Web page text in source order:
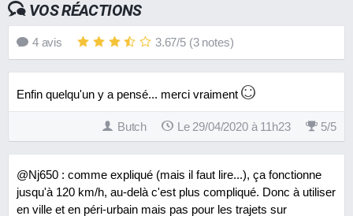
VOS RÉACTIONS
4avis 3.67/5 (3notes)
Enfin quelqu'un y a pensé... merci vraiment
Butch Le 29/04/2020 à 11h23 5/5
@Nj650 : comme expliqué (mais il faut lire...), ça fonctionne
jusqu'à 120 km/h, au-delà c'est plus compliqué. Donc à utiliser
en ville et en péri-urbain mais pas pour les trajets sur